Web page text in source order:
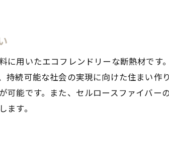
持続可能な住まい作りを支えるセルロース
環境にやさしい断熱材の選び方
持続可能な建築資材の重要性
断熱材選びで実現するエコ住宅
地域社会への配慮を感じる住まい
に用いたエコフレンドリーな断熱材で
持続可能な社会の実現に向けた住まい
可能です。また、セルロースファイバ
す。